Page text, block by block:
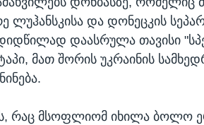
ლუჰანსკისა და დონეცკის
დაასრულა თავისი
მათ შორის უკრაინის
რაც მსოფლიომ იხილა ბოლო